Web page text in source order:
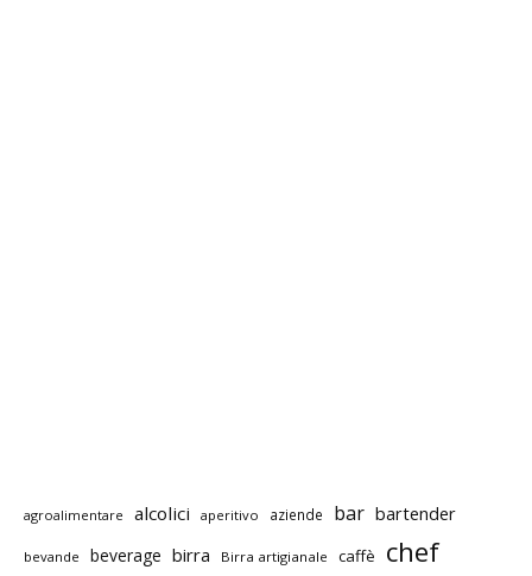
agroalimentare alcolici aperitivo aziende bar bartender
bevande beverage birra Birra artigianale caffè chef